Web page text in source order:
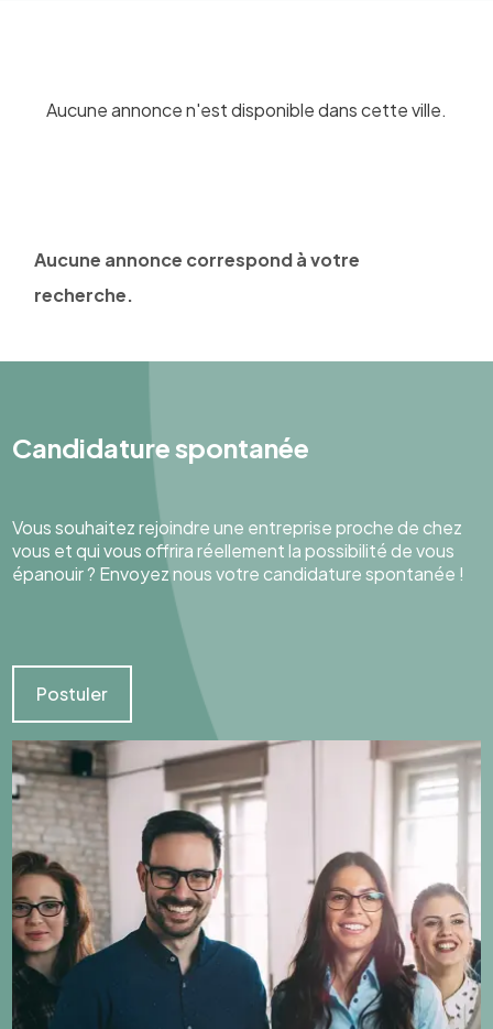
Aucune annonce n'est disponible dans cette ville.
Aucune annonce correspond à votre
recherche.
Candidature spontanée
Vous souhaitez rejoindre une entreprise proche de chez
vous et qui vous offrira réellement la possibilité de vous
épanouir ? Envoyez nous votre candidature spontanée !
Postuler